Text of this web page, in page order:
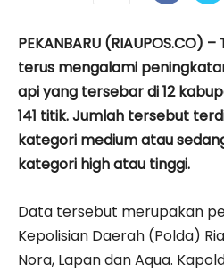
PEKANBARU (RIAUPOS.CO)
terus mengalami
api yang tersebar di 12
141 titik. Jumlah tersebut
kategori medium atau
kategori high atau tinggi.
Data tersebut merupakan
Kepolisian Daerah (Polda)
Nora, Lapan dan Aqua.